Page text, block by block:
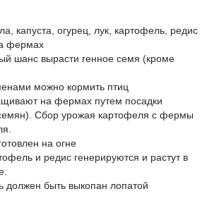
капуста, огурец, лук, картофель, редис
фермах
шанс вырасти генное семя (кроме
можно кормить птиц
на фермах путем посадки
Сбор урожая картофеля с фермы
на огне
и редис генерируются и растут в
должен быть выкопан лопатой